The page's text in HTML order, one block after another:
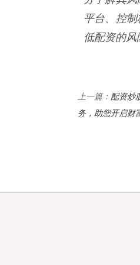
平台、控
低配资的风
上一篇： 配资炒
务，助您开启财